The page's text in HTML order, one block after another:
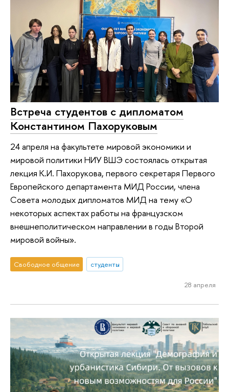
Встреча студентов с дипломатом
Константином Пахоруковым
24 апреля на факультете мировой экономики и
мировой политики НИУ ВШЭ состоялась открытая
лекция К.И. Пахорукова, первого секретаря Первого
Европейского департамента МИД России, члена
Совета молодых дипломатов МИД на тему «О
некоторых аспектах работы на французском
внешнеполитическом направлении в годы Второй
мировой войны».
Свободное общение студенты
28 апреля